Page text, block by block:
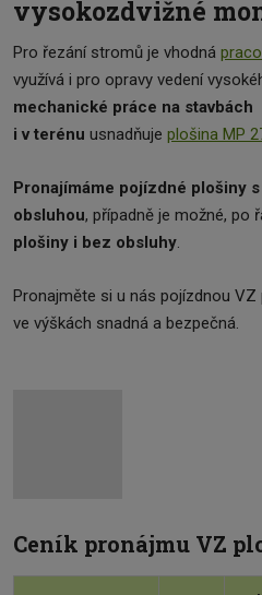
vysokozdvižné
Pro řezání stromů je vhodná
využívá i pro opravy vedení
mechanické práce na stavbách
i v terénu usnadňuje plošina MP
Pronajímáme pojízdné plošiny
obsluhou, případně je možné, po
plošiny i bez obsluhy.
Pronajměte si u nás pojízdnou
ve výškách snadná a bezpečná.
Ceník pronájmu VZ